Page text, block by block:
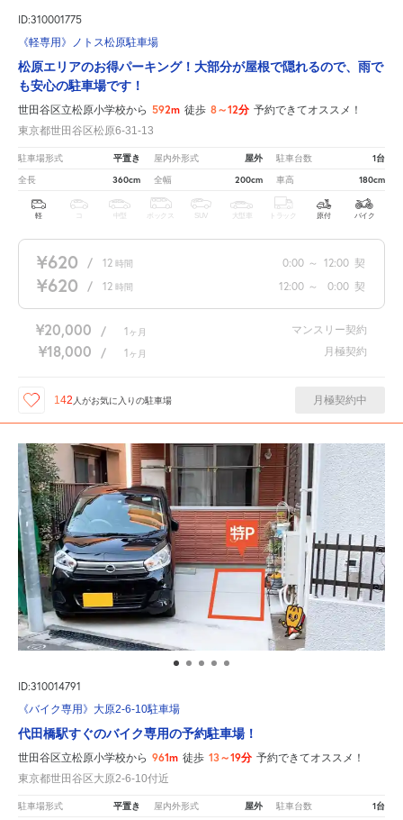
ID:310001775
《軽専用》ノトス松原駐車場
松原エリアのお得パーキング！大部分が屋根で隠れるので、雨で
も安心の駐車場です！
世田谷区立松原小学校から 592m 徒歩 8～12分 予約できてオススメ！
東京都世田谷区松原6-31-13
駐車場形式 平置き 屋内外形式 屋外 駐車台数 1台
全長 360cm 全幅 200cm 車高 180cm
軽 中型 ボックス SUV 大型車 トラック 原付 バイク
¥620 / 12 時間 0:00 ～ 12:00 契
¥620 / 12 時間 12:00 ～ 0:00 契
¥20,000 / 1 ヶ月 マンスリー契約
¥18,000 / 1 ヶ月 月極契約
142 人がお気に入りの駐車場 月極契約中
ID:310014791
《バイク専用》大原2-6-10駐車場
代田橋駅すぐのバイク専用の予約駐車場！
世田谷区立松原小学校から 961m 徒歩 13～19分 予約できてオススメ！
東京都世田谷区大原2-6-10付近
駐車場形式 平置き 屋内外形式 屋外 駐車台数 1台